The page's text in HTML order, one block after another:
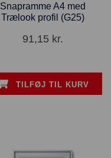
Snapramme A4 med
Trælook profil (G25)
91,15 kr.
TILFØJ TIL KURV